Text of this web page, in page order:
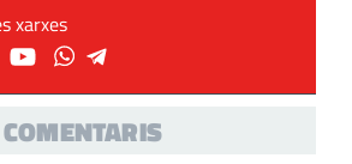
xarxes
COMENTARIS